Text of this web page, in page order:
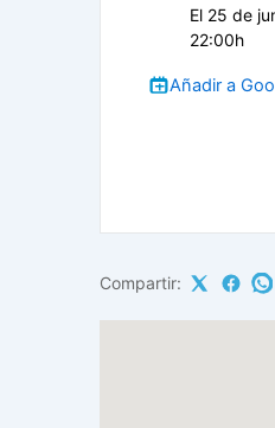
El 25 de
22:00h
Añadir a
Compartir: